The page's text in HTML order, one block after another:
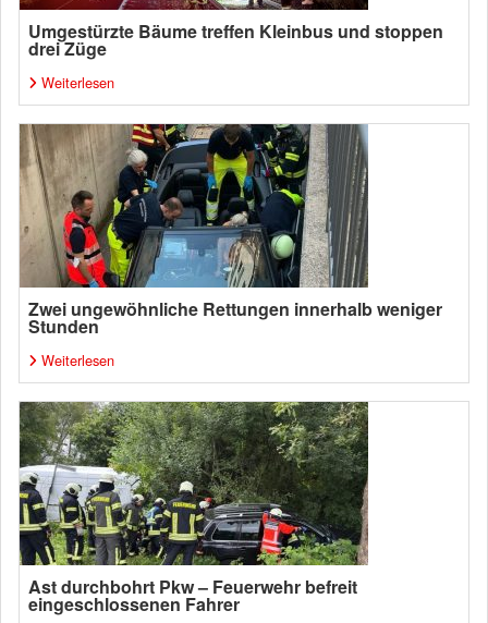
Umgestürzte Bäume treffen Kleinbus und stoppen
drei Züge
Weiterlesen
Zwei ungewöhnliche Rettungen innerhalb weniger
Stunden
Weiterlesen
Ast durchbohrt Pkw – Feuerwehr befreit
eingeschlossenen Fahrer